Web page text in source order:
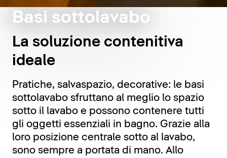
Basi sottolavabo
La soluzione contenitiva
ideale
Pratiche, salvaspazio, decorative: le basi
sottolavabo sfruttano al meglio lo spazio
sotto il lavabo e possono contenere tutti
gli oggetti essenziali in bagno. Grazie alla
loro posizione centrale sotto al lavabo,
sono sempre a portata di mano. Allo